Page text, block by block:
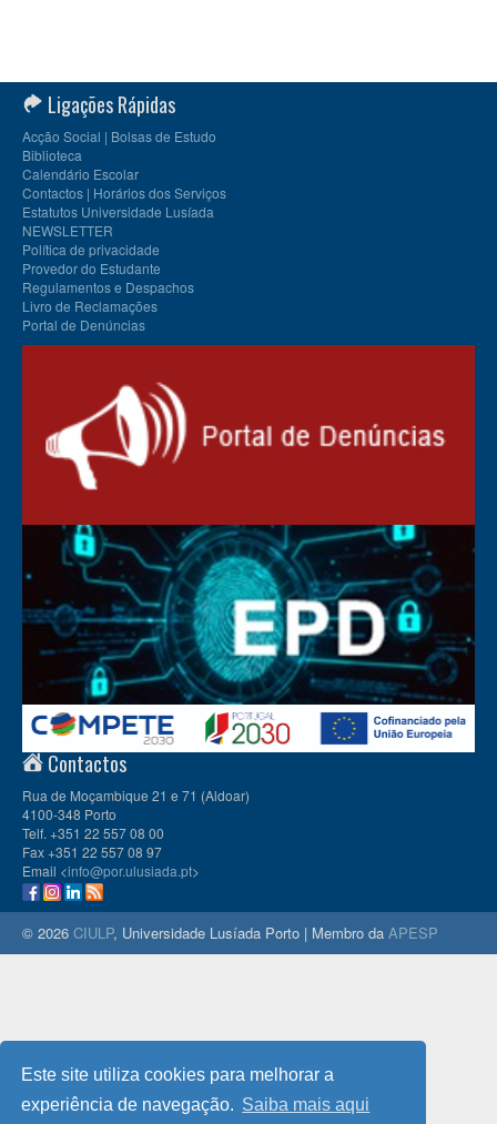
Este site utiliza cookies para melhorar a
experiência de navegação. Saiba mais aqui
Ligações Rápidas
Acção Social | Bolsas de Estudo
Biblioteca
Calendário Escolar
Contactos | Horários dos Serviços
Estatutos Universidade Lusíada
NEWSLETTER
Política de privacidade
Provedor do Estudante
Regulamentos e Despachos
Livro de Reclamações
Portal de Denúncias
Contactos
Rua de Moçambique 21 e 71 (Aldoar)
4100-348 Porto
Telf. +351 22 557 08 00
Fax +351 22 557 08 97
Email <info@por.ulusiada.pt>
© 2026 CIULP, Universidade Lusíada Porto | Membro da APESP